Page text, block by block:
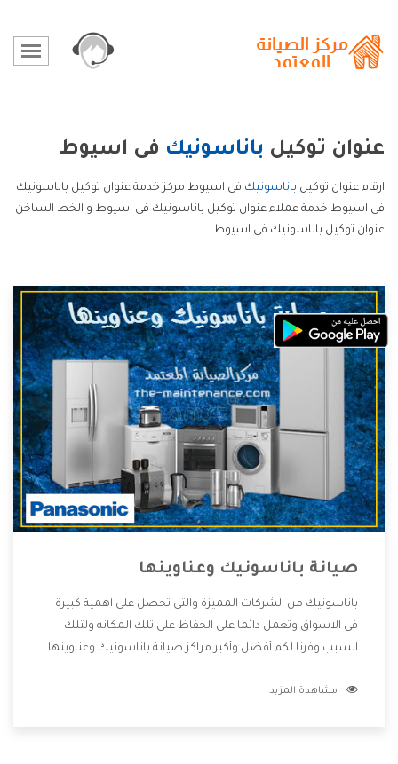
عنوان توكيل باناسونيك فى اسيوط
ارقام عنوان توكيل باناسونيك فى اسيوط مركز خدمة عنوان توكيل باناسونيك
فى اسيوط خدمة عملاء عنوان توكيل باناسونيك فى اسيوط و الخط الساخن
عنوان توكيل باناسونيك فى اسيوط.
صيانة باناسونيك وعناوينها
باناسونيك من الشركات المميزة والتى تحصل على اهمية كبيرة
فى الاسواق وتعمل دائما على الحفاظ على تلك المكانه ولتلك
السبب وفرنا لكم أفضل وأكبر مراكز صيانة باناسونيك وعناوينها
المنتجات دون اى ازعاج كما أننا نهتم بكل ما يحتاجه المستهلك
مشاهدة المزيد